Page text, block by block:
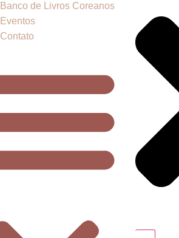
Banco de Livros Coreanos
Eventos
Contato